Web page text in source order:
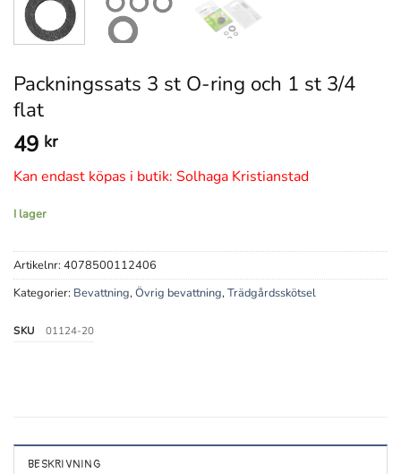
Packningssats 3 st O-ring och 1 st 3/4
flat
49 kr
Kan endast köpas i butik: Solhaga Kristianstad
I lager
Artikelnr: 4078500112406
Kategorier: Bevattning,Övrig bevattning,Trädgårdsskötsel
SKU 01124-20
BESKRIVNING